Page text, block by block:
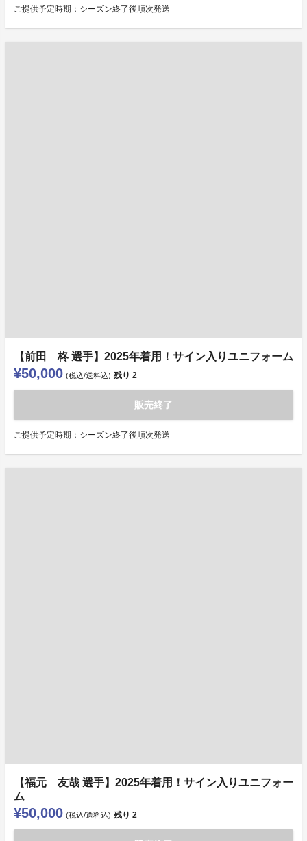
ご提供予定時期：シーズン終了後順次発送
【前田 柊 選手】2025年着用！サイン入りユニフォーム
¥50,000 (税込/送料込) 残り 2
販売終了
ご提供予定時期：シーズン終了後順次発送
【福元 友哉 選手】2025年着用！サイン入りユニフォー
ム
¥50,000 (税込/送料込) 残り 2